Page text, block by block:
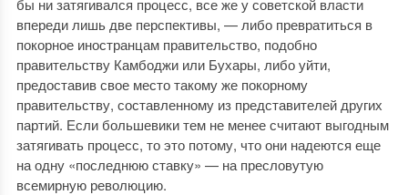
бы ни затягивался процесс, все же у советской власти
впереди лишь две перспективы, — либо превратиться в
покорное иностранцам правительство, подобно
правительству Камбоджи или Бухары, либо уйти,
предоставив свое место такому же покорному
правительству, составленному из представителей других
партий. Если большевики тем не менее считают выгодным
затягивать процесс, то это потому, что они надеются еще
на одну «последнюю ставку» — на пресловутую
всемирную революцию.